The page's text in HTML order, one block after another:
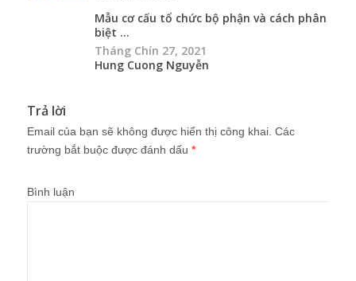
Mẫu cơ cấu tổ chức bộ phận và cách phân
biệt ...
Tháng Chín 27, 2021
Hung Cuong Nguyễn
Trả lời
Email của bạn sẽ không được hiển thị công khai. Các
trường bắt buộc được đánh dấu *
Bình luận